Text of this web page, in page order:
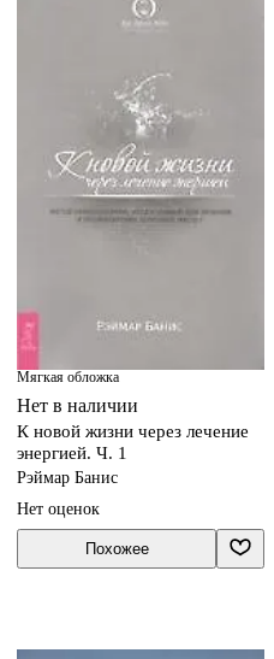
Мягкая обложка
Нет в наличии
К новой жизни через лечение
энергией. Ч. 1
Рэймар Банис
Нет оценок
Похожее